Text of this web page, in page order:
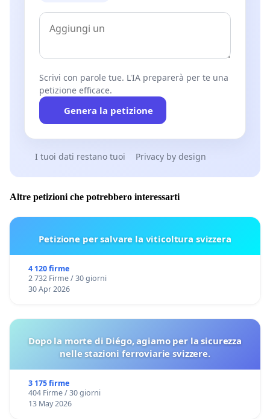
Scrivi con parole tue. L'IA preparerà per te una
petizione efficace.
Genera la petizione
I tuoi dati restano tuoi Privacy by design
Altre petizioni che potrebbero interessarti
Petizione per salvare la viticoltura svizzera
4 120 firme
2 732 Firme / 30 giorni
30 Apr 2026
Dopo la morte di Diégo, agiamo per la sicurezza
nelle stazioni ferroviarie svizzere.
3 175 firme
404 Firme / 30 giorni
13 May 2026